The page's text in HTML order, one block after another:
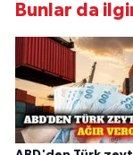
Bunlar da